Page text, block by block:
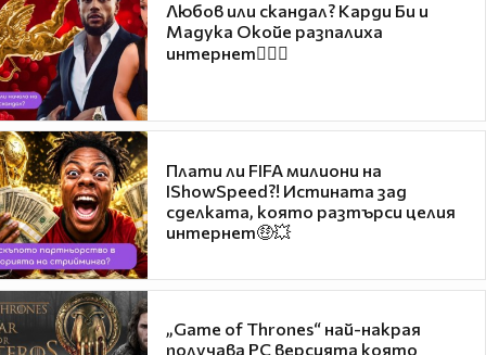
Любов или скандал? Карди Би и
Мадука Окойе разпалиха
интернет❤️‍🔥🔥
Плати ли FIFA милиони на
IShowSpeed?! Истината зад
сделката, която разтърси целия
интернет🤑💥
„Game of Thrones“ най-накрая
получава PC версията която